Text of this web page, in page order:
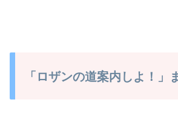
「ロザンの道案内しよ！」